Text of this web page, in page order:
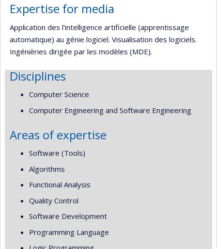
Expertise for media
Application des l'intelligence artificielle (apprentissage
automatique) au génie logiciel. Visualisation des logiciels.
Ingénièries dirigée par les modèles (MDE).
Disciplines
Computer Science
Computer Engineering and Software Engineering
Areas of expertise
Software (Tools)
Algorithms
Functional Analysis
Quality Control
Software Development
Programming Language